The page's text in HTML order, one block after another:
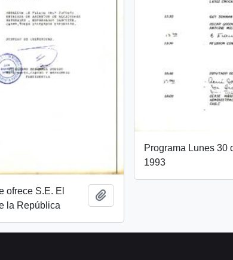
ofrece S.E. El
la República
Programa Lunes 30
1993